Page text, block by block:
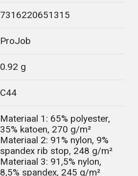
7316220651315
ProJob
0.92 g
C44
Materiaal 1: 65% polyester,
35% katoen, 270 g/m²
Materiaal 2: 91% nylon, 9%
spandex rib stop, 248 g/m²
Materiaal 3: 91,5% nylon,
8,5% spandex, 245 g/m²